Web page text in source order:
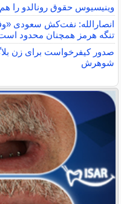
وینیسیوس حقوق رونالدو را
انصارالله: نفت‌کش سعودی
تنگه هرمز همچنان محدود
صدور کیفرخواست برای زن
شوهرش